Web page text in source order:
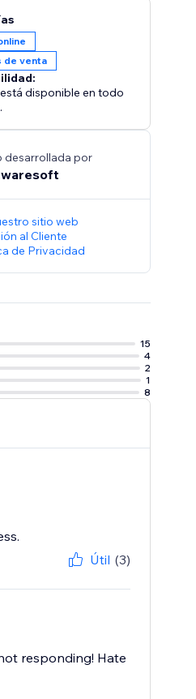
de venta
disponible en todo
desarrollada por
sitio web
al Cliente
de Privacidad
15
4
2
1
8
Útil (3)
responding! Hate